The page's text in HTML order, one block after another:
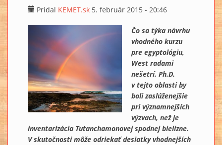
Pridal KEMET.sk 5. február 2015 - 20:46
Čo sa týka návrhu
vhodného kurzu
pre egyptológiu,
West radami
nešetrí. Ph.D.
v tejto oblasti by
boli zaslúženejšie
pri významnejších
výzvach, než je
inventarizácia Tutanchamonovej spodnej bielizne.
V skutočnosti môže odriekať desiatky vhodnejších